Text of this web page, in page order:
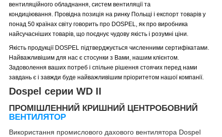
вентиляційного обладнання, систем вентиляції та
кондиціювання. Провідна позиція на ринку Польщі і експорт товарів у
понад 50 країнах світу говорить про DOSPEL, як про виробника
найсучасніших товарів, що поєднує чудову якість і розумні ціни.
Якість продукції DOSPEL підтверджується численними сертифікатами.
Найважливішим для нас є стосунки з Вами, нашим клієнтом.
Задоволення ваших потреб і спільне рішення стоячих перед нами
завдань є і завжди буде найважливішим пріоритетом нашої компанії.
Dospel серии WD II
ПРОМІШЛЕННИЙ КРИШНИЙ ЦЕНТРОБОВНИЙ
ВЕНТИЛЯТОР
Використання промислового дахового вентилятора Dospel